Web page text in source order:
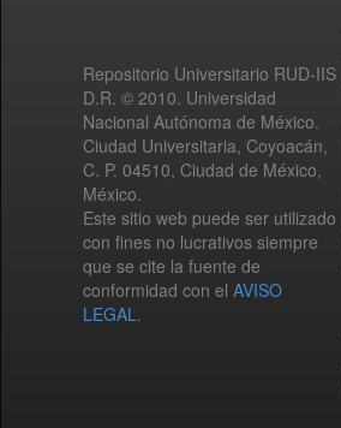
Repositorio Universitario RUD-IIS
D.R. © 2010. Universidad
Nacional Autónoma de México.
Ciudad Universitaria, Coyoacán,
C. P. 04510, Ciudad de México,
México.
Este sitio web puede ser utilizado
con fines no lucrativos siempre
que se cite la fuente de
conformidad con el AVISO
LEGAL.